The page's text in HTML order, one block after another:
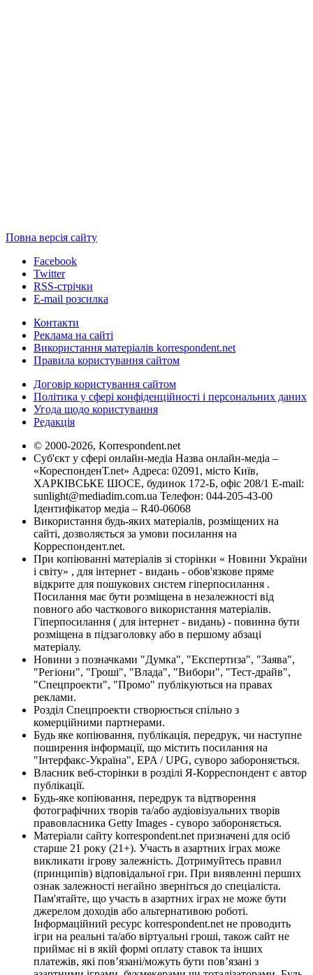
Повна версія сайту
Facebook
Twitter
RSS-стрічки
E-mail розсилка
Контакти
Реклама на сайті
Використання матеріалів korrespondent.net
Правила користування сайтом
Договір користування сайтом
Політика у сфері конфіденційності і персональних даних
Угода щодо користування
Редакція
© 2000-2026, Korrespondent.net
Суб'єкт у сфері онлайн-медіа Назва онлайн-медіа –
«КореспонденТ.net» Адреса: 02091, місто Київ,
ХАРКІВСЬКЕ ШОСЕ, будинок 172-Б, офіс 208/1 E-mail:
sunlight@mediadim.com.ua Телефон: 044-205-43-00
Ідентифікатор медіа – R40-06068
Використання будь-яких матеріалів, розміщених на
сайті, дозволяється за умови посилання на
Корреспондент.net.
При копіюванні матеріалів зі сторінки « Новини України
і світу» , для інтернет - видань - обов'язкове пряме
відкрите для пошукових систем гіперпосилання .
Посилання має бути розміщена в незалежності від
повного або часткового використання матеріалів.
Гіперпосилання ( для інтернет - видань) - повинна бути
розміщена в підзаголовку або в першому абзаці
матеріалу.
Новини з позначками "Думка", "Експертиза", "Заява",
"Регіони", "Гроші", "Влада", "Вибори", "Тест-драйв",
"Спецпроекти", "Промо" публікуються на правах
реклами.
Розділ Спецпроекти створюється спільно з
комерційними партнерами.
Будь яке копіювання, публікація, передрук, чи наступне
поширення інформації, що містить посилання на
"Інтерфакс-Україна", EPA / UPG, суворо забороняється.
Власник веб-сторінки в розділі Я-Корреспондент є автор
публікації.
Будь-яке копіювання, передрук та відтворення
фотографічних творів та/або аудіовізуальних творів
правовласника Getty Images - суворо забороняється.
Матеріали сайту korrespondent.net призначені для осіб
старше 21 року (21+). Участь в азартних іграх може
викликати ігрову залежність. Дотримуйтесь правил
(принципів) відповідальної гри. При виявленні перших
ознак залежності негайно зверніться до спеціаліста.
Пам'ятайте, що участь в азартних іграх не може бути
джерелом доходів або альтернативою роботі.
Інформаційний ресурс korrespondent.net не проводить
ігри на реальні та/або віртуальні гроші, також сайт не
приймає ні в якій формі оплату ставок та інших
платежів, які пов’язані/можуть бути пов’язані з